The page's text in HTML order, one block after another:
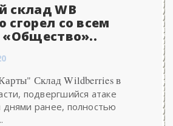
склад WB
сгорел со всем
«Общество»..
Склад Wildberries в
подвергшийся атаке
ранее, полностью